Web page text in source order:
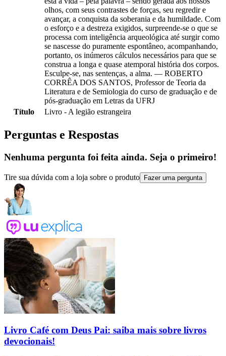
olhos, com seus contrastes de forças, seu regredir e
avançar, a conquista da soberania e da humildade. Com
o esforço e a destreza exigidos, surpreende-se o que se
processa com inteligência arqueológica até surgir como
se nascesse do puramente espontâneo, acompanhando,
portanto, os inúmeros cálculos necessários para que se
construa a longa e quase atemporal história dos corpos.
Esculpe-se, nas sentenças, a alma. — ROBERTO
CORRÊA DOS SANTOS, Professor de Teoria da
Literatura e de Semiologia do curso de graduação e de
pós-graduação em Letras da UFRJ
Título
Livro - A legião estrangeira
Perguntas e Respostas
Nenhuma pergunta foi feita ainda. Seja o primeiro!
Tire sua dúvida com a loja sobre o produto Fazer uma pergunta
Livro Café com Deus Pai: saiba mais sobre livros
devocionais!